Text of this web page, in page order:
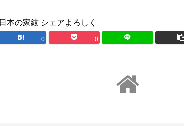
日本の家紋 シェアよろしく
0 0